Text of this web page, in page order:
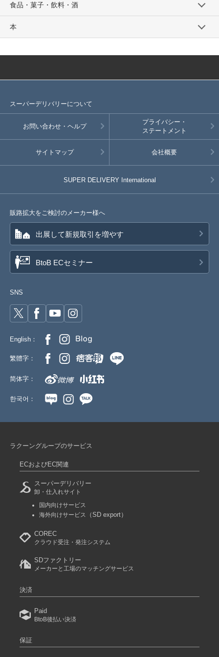
食品・菓子・飲料・酒
本
スーパーデリバリーについて
お問い合わせ・ヘルプ
プライバシー・
ステートメント
サイトマップ 会社概要
SUPER DELIVERY International
販路拡大をご検討のメーカー様へ
出展して新規取引を増やす
BtoB ECセミナー
SNS
English：
繁體字：
简体字：
한국어：
ラクーングループのサービス
ECおよびEC関連
スーパーデリバリー
卸・仕入れサイト
国内向けサービス
海外向けサービス
（SD export）
COREC
クラウド受注・発注システム
SDファクトリー
メーカーと工場のマッチングサービス
決済
Paid
BtoB後払い決済
保証